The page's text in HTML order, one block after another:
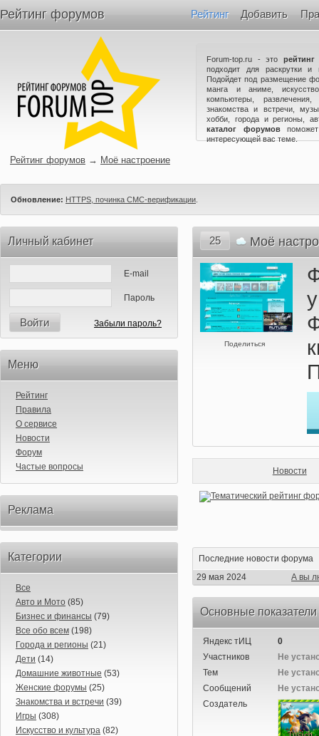
Рейтинг форумов Рейтинг Добавить
Forum-top.ru - это
подходит для раскрутки и
Подойдет под размещение
манга и аниме,
компьютеры,
знакомства и встречи,
хобби, города и регионы,
каталог форумов
интересующей вас теме.
Рейтинг форумов → Моё настроение
Обновление: HTTPS, починка СМС-верификации
Личный кабинет
E-mail
Пароль
Войти Забыли пароль?
Меню
Рейтинг
Правила
О сервисе
Новости
Форум
Частые вопросы
Реклама
Категории
Все
Авто и Мото (85)
Бизнес и финансы (79)
Все обо всем (198)
Города и регионы (21)
Дети (14)
Домашние животные (53)
Женские форумы (25)
Знакомства и встречи (39)
Игры (308)
Искусство и культура (82)
25 Моё
Поделиться
Новости
Последние новости форума
29 мая 2024
А вы
Основные
Яндекс тИЦ
0
Участников
Не
Тем
Не
Сообщений
Не
Создатель